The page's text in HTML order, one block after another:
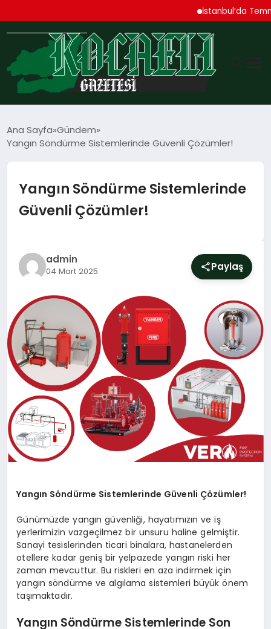
İstanbul’da Temmuz
TEKNOLOJI
EKONOMI
SPOR
SIYASET
YAŞAM
DÜNYA
SAĞLIK
EĞITIM
Ana Sayfa Gündem
Yangın Söndürme Sistemlerinde Güvenli Çözümler!
Yangın Söndürme Sistemlerinde
Güvenli Çözümler!
admin
04 Mart 2025 Paylaş
Yangın Söndürme Sistemlerinde Güvenli Çözümler!
Günümüzde yangın güvenliği, hayatımızın ve iş
yerlerimizin vazgeçilmez bir unsuru haline gelmiştir.
Sanayi tesislerinden ticari binalara, hastanelerden
otellere kadar geniş bir yelpazede yangın riski her
zaman mevcuttur. Bu riskleri en aza indirmek için
yangın söndürme ve algılama sistemleri büyük önem
taşımaktadır.
Yangın Söndürme Sistemlerinde Son